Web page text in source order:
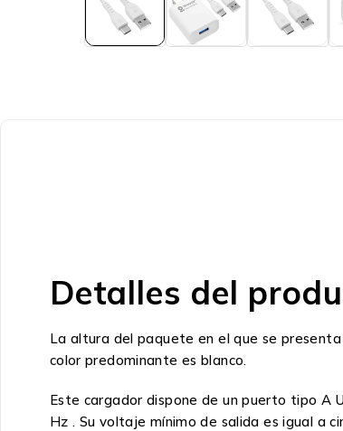
Detalles del
La altura del paquete en el que se
color predominante es blanco.
Este cargador dispone de un puerto tipo A
Hz . Su voltaje mínimo de salida es igual a